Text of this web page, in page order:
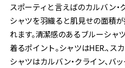
スポーティと言えばのカルバン・
シャツを羽織ると肌見せの面積
れます。清潔感のあるブルーシャ
着るポイント。シャツはHER.、ス
シャツはカルバン・クライン、バ